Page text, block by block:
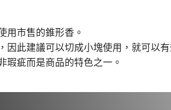
市售的錐形香。
此建議可以切成小塊使用，就可以有
疵而是商品的特色之一。